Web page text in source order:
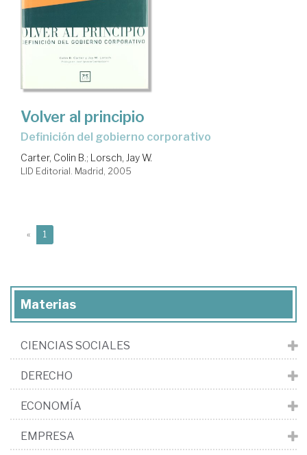
Volver al principio
definición del gobierno corporativo
Carter, Colin B.; Lorsch, Jay W.
LID Editorial. Madrid, 2005
« 1
Materias
CIENCIAS SOCIALES
DERECHO
ECONOMÍA
EMPRESA